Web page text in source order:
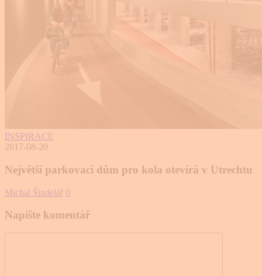
INSPIRACE
2017-08-20
Největší parkovací dům pro kola otevírá v Utrechtu
Michal Šindelář 0
Napište komentář